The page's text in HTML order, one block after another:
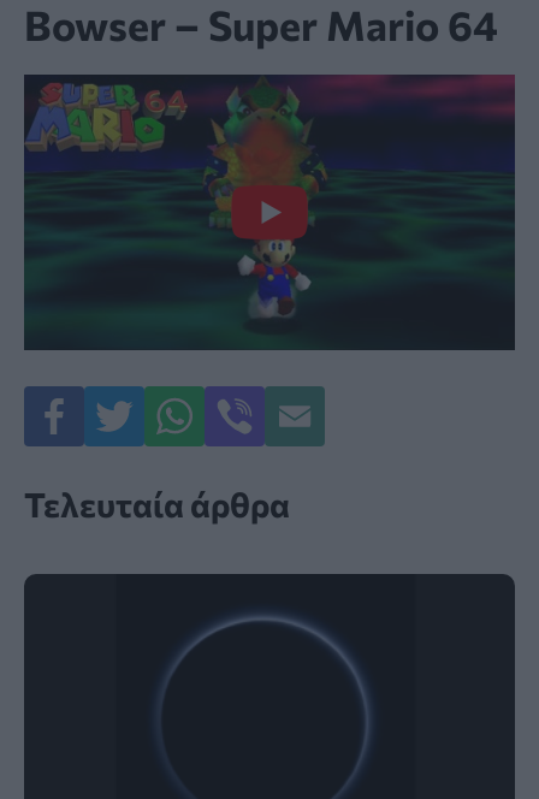
Bowser – Super Mario 64
Τελευταία άρθρα